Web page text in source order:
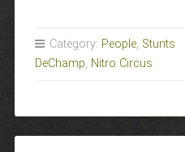
Category: People, Stunts
DeChamp, Nitro Circus